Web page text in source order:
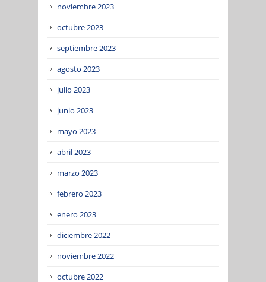
noviembre 2023
octubre 2023
septiembre 2023
agosto 2023
julio 2023
junio 2023
mayo 2023
abril 2023
marzo 2023
febrero 2023
enero 2023
diciembre 2022
noviembre 2022
octubre 2022